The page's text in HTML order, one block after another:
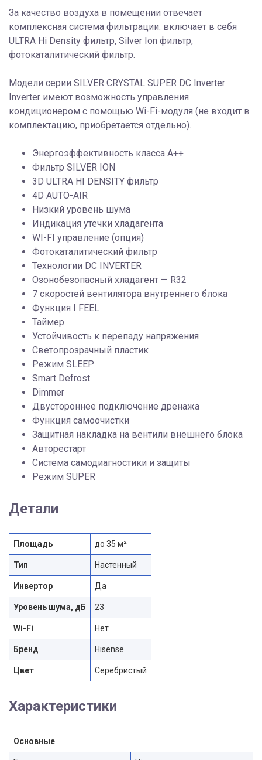
За качество воздуха в помещении отвечает
комплексная система фильтрации: включает в себя
ULTRA Hi Density фильтр, Silver Ion фильтр,
фотокаталитический фильтр.
Модели серии SILVER CRYSTAL SUPER DC Inverter
Inverter имеют возможность управления
кондиционером с помощью Wi-Fi-модуля (не входит в
комплектацию, приобретается отдельно).
Энергоэффективность класса А++
Фильтр SILVER ION
3D ULTRA HI DENSITY фильтр
4D AUTO-AIR
Низкий уровень шума
Индикация утечки хладагента
WI-FI управление (опция)
Фотокаталитический фильтр
Технологии DC INVERTER
Озонобезопасный хладагент — R32
7 скоростей вентилятора внутреннего блока
Функция I FEEL
Таймер
Устойчивость к перепаду напряжения
Светопрозрачный пластик
Режим SLEEP
Smart Defrost
Dimmer
Двустороннее подключение дренажа
Функция самоочистки
Защитная накладка на вентили внешнего блока
Авторестарт
Система самодиагностики и защиты
Режим SUPER
Детали
Площадь до 35 м²
Тип Настенный
Инвертор Да
Уровень шума, дБ 23
Wi-Fi Нет
Бренд Hisense
Цвет Серебристый
Характеристики
Основные